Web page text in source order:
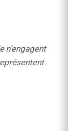
n’engagent